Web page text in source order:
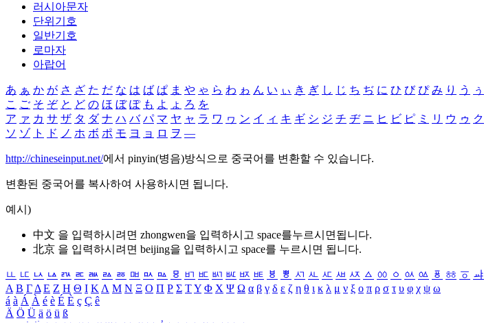
러시아문자
단위기호
일반기호
로마자
아랍어
あ ぁ か が さ ざ た だ な は ば ぱ ま や ゃ ら わ ゎ ん い ぃ き ぎ し じ ち ぢ に ひ び ぴ み り う ぅ
こ ご そ ぞ と ど の ほ ぼ ぽ も よ ょ ろ を
ア ァ カ サ ザ タ ダ ナ ハ バ パ マ ヤ ャ ラ ワ ヮ ン イ ィ キ ギ シ ジ チ ヂ ニ ヒ ビ ピ ミ リ ウ ゥ ク
ソ ゾ ト ド ノ ホ ボ ポ モ ヨ ョ ロ ヲ ―
http://chineseinput.net/에서 pinyin(병음)방식으로 중국어를 변환할 수 있습니다.
변환된 중국어를 복사하여 사용하시면 됩니다.
예시)
中文 을 입력하시려면 zhongwen을 입력하시고 space를누르시면됩니다.
北京 을 입력하시려면 beijing을 입력하시고 space를 누르시면 됩니다.
ㅥ ㅦ ㅧ ㅨ ㅩ ㅪ ㅫ ㅬ ㅭ ㅮ ㅯ ㅰ ㅱ ㅲ ㅳ ㅴ ㅵ ㅶ ㅷ ㅸ ㅹ ㅺ ㅻ ㅼ ㅽ ㅾ ㅿ ㆀ ㆁ ㆂ ㆃ ㆄ ㆅ ㆆ ㆇ
Α Β ΓΔ Ε Ζ Η Θ Ι ΚΛ Μ Ν Ξ Ο Π Ρ Σ ΤΥ Φ Χ Ψ Ω α β γ δ ε ζ η θ ι κ λ μ ν ξ ο π ρ σ τ υ φ χ ψ ω
á à Á À é è É È ç Ç ê
Ä Ö Ü ä ö ü ß